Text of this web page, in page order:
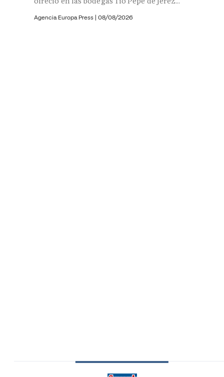
Agencia Europa Press | 08/08/2026